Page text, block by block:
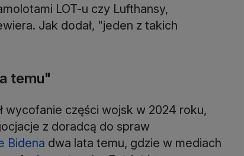
LOT-u czy Lufthansy,
Jak dodał, "jeden z takich
temu"
wycofanie części wojsk w 2024 roku,
z doradcą do spraw
Bidena dwa lata temu, gdzie w mediach